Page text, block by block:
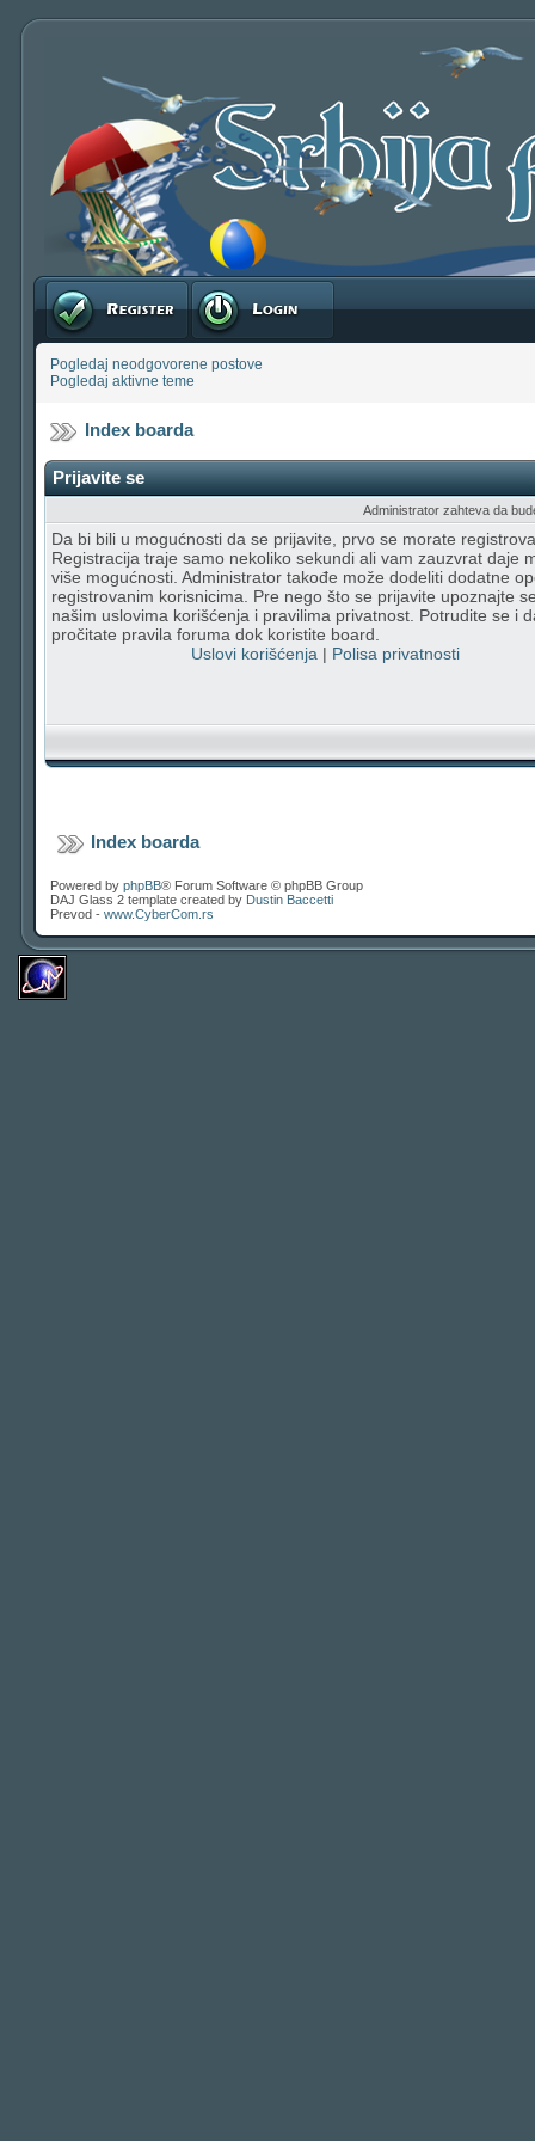
Registruj se Prijavite se
Pogledaj neodgovorene postove
Pogledaj aktivne teme
Index boarda
Prijavite se
Administrator zahteva da
Da bi bili u mogućnosti da se prijavite, prvo se morate
Registracija traje samo nekoliko sekundi ali vam zauzvrat daje
više mogućnosti. Administrator takođe može dodeliti dodatne
registrovanim korisnicima. Pre nego što se prijavite upoznajte
našim uslovima korišćenja i pravilima privatnost. Potrudite se i
pročitate pravila foruma dok koristite board.
Uslovi korišćenja | Polisa privatnosti
Index boarda
Powered by phpBB® Forum Software © phpBB Group
DAJ Glass 2 template created by Dustin Baccetti
Prevod - www.CyberCom.rs